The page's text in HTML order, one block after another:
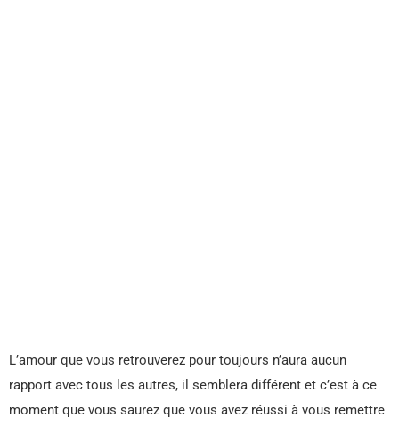
L’amour que vous retrouverez pour toujours n’aura aucun
rapport avec tous les autres, il semblera différent et c’est à ce
moment que vous saurez que vous avez réussi à vous remettre